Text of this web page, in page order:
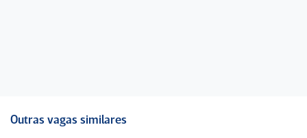
Outras vagas similares